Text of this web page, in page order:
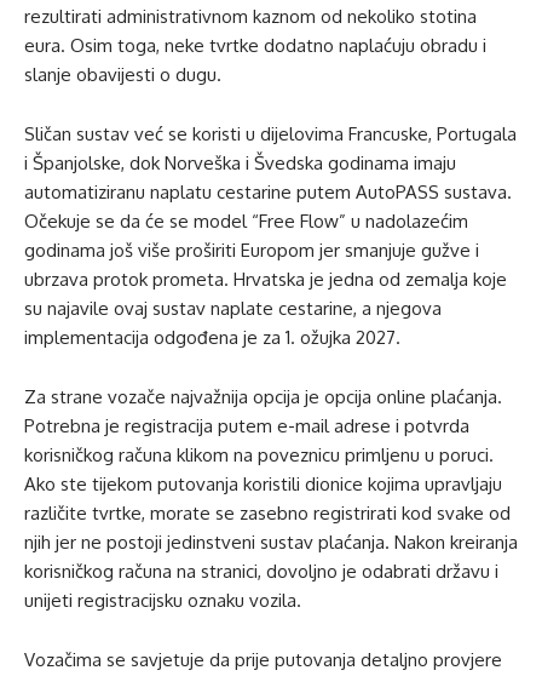
rezultirati administrativnom kaznom od nekoliko stotina
eura. Osim toga, neke tvrtke dodatno naplaćuju obradu i
slanje obavijesti o dugu.
Sličan sustav već se koristi u dijelovima Francuske, Portugala
i Španjolske, dok Norveška i Švedska godinama imaju
automatiziranu naplatu cestarine putem AutoPASS sustava.
Očekuje se da će se model “Free Flow” u nadolazećim
godinama još više proširiti Europom jer smanjuje gužve i
ubrzava protok prometa. Hrvatska je jedna od zemalja koje
su najavile ovaj sustav naplate cestarine, a njegova
implementacija odgođena je za 1. ožujka 2027.
Za strane vozače najvažnija opcija je opcija online plaćanja.
Potrebna je registracija putem e-mail adrese i potvrda
korisničkog računa klikom na poveznicu primljenu u poruci.
Ako ste tijekom putovanja koristili dionice kojima upravljaju
različite tvrtke, morate se zasebno registrirati kod svake od
njih jer ne postoji jedinstveni sustav plaćanja. Nakon kreiranja
korisničkog računa na stranici, dovoljno je odabrati državu i
unijeti registracijsku oznaku vozila.
Vozačima se savjetuje da prije putovanja detaljno provjere